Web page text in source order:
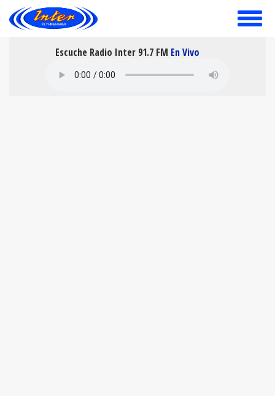
toggle
Escuche Radio Inter 91.7 FM En Vivo